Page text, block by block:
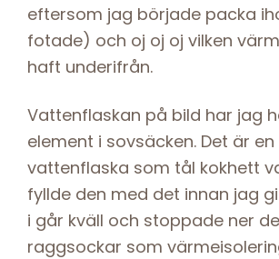
eftersom jag började packa
fotade) och oj oj oj vilken
haft underifrån.
Vattenflaskan på bild har jag
element i sovsäcken. Det är
vattenflaska som tål kokhett
fyllde den med det innan jag
i går kväll och stoppade ner
raggsockar som